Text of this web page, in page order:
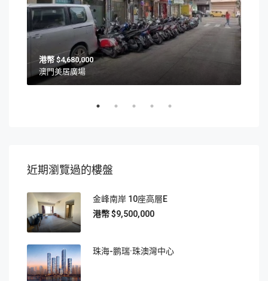
$4,680,000
澳門美居廣場
近期瀏覽過的樓盤
金峰南岸 10座高層E
$9,500,000
珠海-鹏瑞·珠澳灣中心